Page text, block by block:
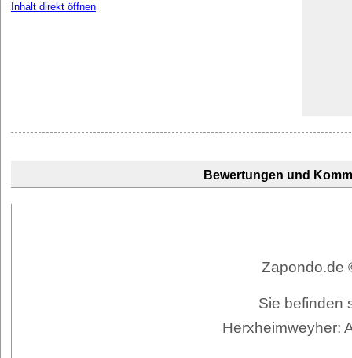
Inhalt direkt öffnen
Bewertungen und
Zapondo.de
Sie befinden
Herxheimweyher: